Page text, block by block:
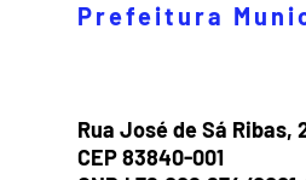
Prefeitura
Rua José de Sá Ribas,
CEP 83840-001